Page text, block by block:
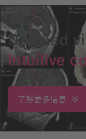
颅脑导航应用
Detailed
Intuitive
了解更多信息